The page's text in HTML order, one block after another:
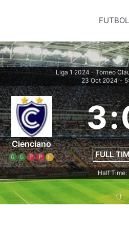
FUTBOL
Liga 1 2024 - Torneo
23 Oct 2024 -
Cienciano
G G P P E
3:
FULL
Half Time: